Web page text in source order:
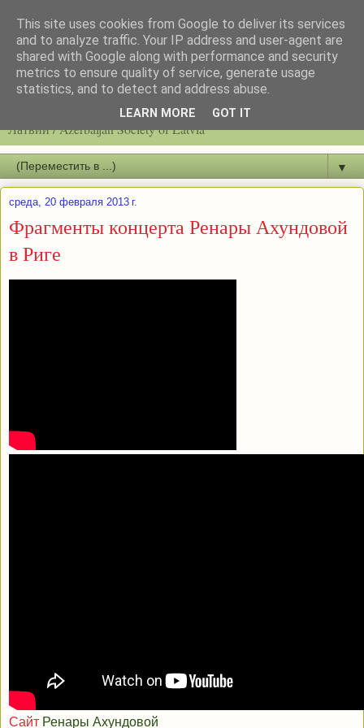
Latvijas azerbaidžāņu biedrību / Общество азербайджанцев
Латвии / Azerbaijan Society of Latvia
▼
среда, 20 февраля 2013 г.
Фрагменты концерта Ренары Ахундовой
в Риге
Сайт Ренары Ахундовой
This site uses cookies from Google to deliver its services
and to analyze traffic. Your IP address and user-agent are
shared with Google along with performance and security
metrics to ensure quality of service, generate usage
statistics, and to detect and address abuse.
LEARN MORE GOT IT